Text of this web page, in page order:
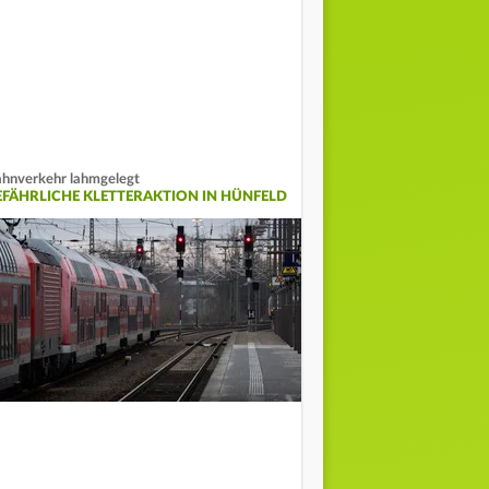
lahmgelegt
KLETTERAKTION IN HÜNFELD